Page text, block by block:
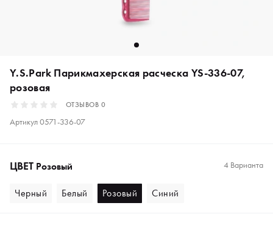
Y.S.Park Парикмахерская расческа YS-336-07,
розовая
ОТЗЫВОВ 0
Артикул0571-336-07
ЦВЕТ Розовый 4 Варианта
Черный Белый Розовый Синий